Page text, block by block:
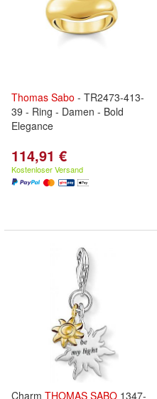
Thomas Sabo - TR2473-413-
39 - Ring - Damen - Bold
Elegance
114,91 €
Kostenloser Versand
Charm THOMAS SABO 1347-